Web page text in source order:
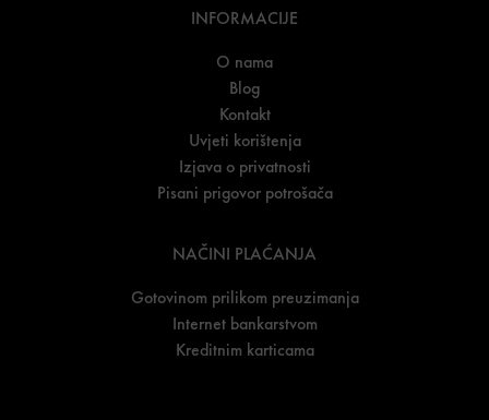
INFORMACIJE
O nama
Blog
Kontakt
Uvjeti korištenja
Izjava o privatnosti
Pisani prigovor potrošača
NAČINI PLAĆANJA
Gotovinom prilikom preuzimanja
Internet bankarstvom
Kreditnim karticama